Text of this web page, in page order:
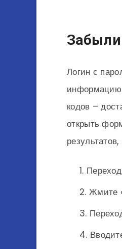
Логин с
кодов –
открыть
Жмите